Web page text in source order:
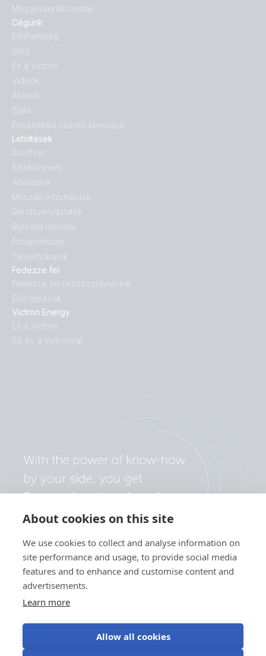
About cookies on this site
We use cookies to collect and analyse information on
site performance and usage, to provide social media
features and to enhance and customise content and
advertisements.
Learn more
Allow all cookies
Fedezze fel
Fedezze fel ökoszisztémánkat
Első lépések
Victron Energy
Ez a Victron
50 év a Victronnal
Letöltések
Szoftver
Kézikönyvek
Adatlapok
Műszaki információk
Rendszervázlatok
Burkolat méretei
Prospektusok
Tanúsítványok
Mozgáskorlátozottak
Cégünk
Elérhetőség
Blog
Ez a Victron
Videók
Állások
Sajtó
Értekesítési vezető keresése
Adatvédelmi szabályzat